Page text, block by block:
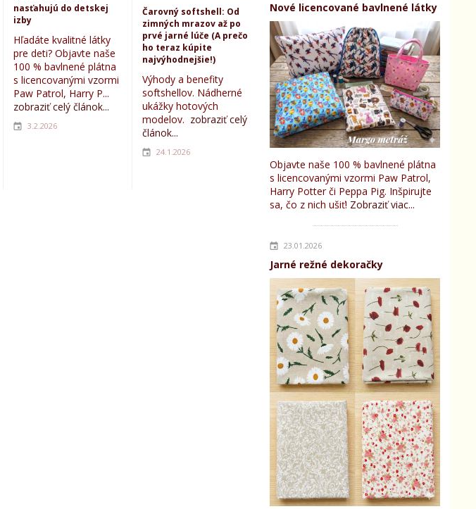
Nové licencované bavlnené látky
Objavte naše 100 % bavlnené plátna
s licencovanými vzormi Paw Patrol,
Harry Potter či Peppa Pig. Inšpirujte
sa, čo z nich ušiť! Zobraziť viac...
23.01.2026
Jarné režné dekoračky
nasťahujú do detskej
izby
Hľadáte kvalitné látky
pre deti? Objavte naše
100 % bavlnené plátna
s licencovanými vzormi
Paw Patrol, Harry P...
zobraziť celý článok...
3.2.2026
Čarovný softshell: Od
zimných mrazov až po
prvé jarné lúče (A prečo
ho teraz kúpite
najvýhodnejšie!)
Výhody a benefity
softshellov. Nádherné
ukážky hotových
modelov. zobraziť celý
článok...
24.1.2026